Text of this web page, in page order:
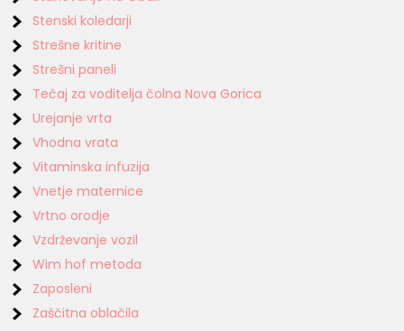
Stenski koledarji
Strešne kritine
Strešni paneli
Tečaj za voditelja čolna Nova Gorica
Urejanje vrta
Vhodna vrata
Vitaminska infuzija
Vnetje maternice
Vrtno orodje
Vzdrževanje vozil
Wim hof metoda
Zaposleni
Zaščitna oblačila